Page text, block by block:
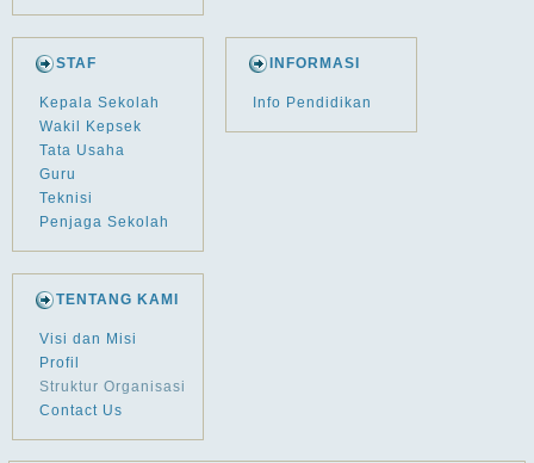
STAF
Kepala Sekolah
Wakil Kepsek
Tata Usaha
Guru
Teknisi
Penjaga Sekolah
INFORMASI
Info Pendidikan
TENTANG KAMI
Visi dan Misi
Profil
Struktur Organisasi
Contact Us